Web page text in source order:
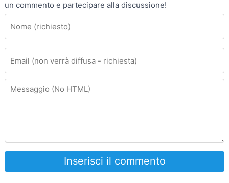
un commento e partecipare alla discussione!
Inserisci il commento